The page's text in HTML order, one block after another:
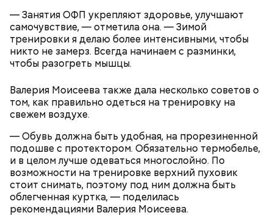
— Занятия ОФП укрепляют здоровье, улучшают
самочувствие, — отметила она. — Зимой
тренировки я делаю более интенсивными, чтобы
никто не замерз. Всегда начинаем с разминки,
чтобы разогреть мышцы.
Валерия Моисеева также дала несколько советов о
том, как правильно одеться на тренировку на
свежем воздухе.
— Обувь должна быть удобная, на прорезиненной
подошве с протектором. Обязательно термобелье,
и в целом лучше одеваться многослойно. По
возможности на тренировке верхний пуховик
стоит снимать, поэтому под ним должна быть
облегченная куртка, — поделилась
рекомендациями Валерия Моисеева.
Историческая часть парка — Нескучный сад —
является памятником садово-паркового искусства.
деревьев, покормить уток в пруду или провести
романтическое свидание.